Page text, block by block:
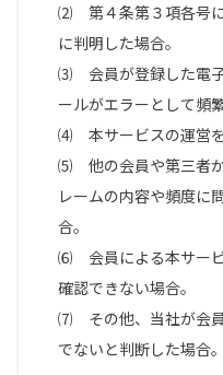
⑵ 第４条第３項各号に
に判明した場合。
⑶ 会員が登録した電子
ールがエラーとして頻
⑷ 本サービスの運営を
⑸ 他の会員や第三者か
レームの内容や頻度に
合。
⑹ 会員による本サー
確認できない場合。
⑺ その他、当社が会員
でないと判断した場合。